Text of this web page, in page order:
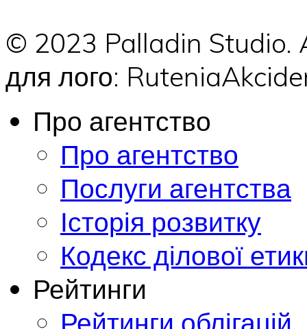
© 2023 Palladin
для лого:
Про агентство
Про агентство
Послуги агентства
Історія розвитку
Кодекс ділової
Рейтинги